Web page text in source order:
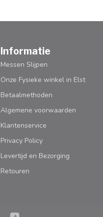
Informatie
Messen Slijpen
Onze Fysieke winkel in Elst
Betaalmethoden
Algemene voorwaarden
Klantenservice
Privacy Policy
Levertijd en Bezorging
Retouren